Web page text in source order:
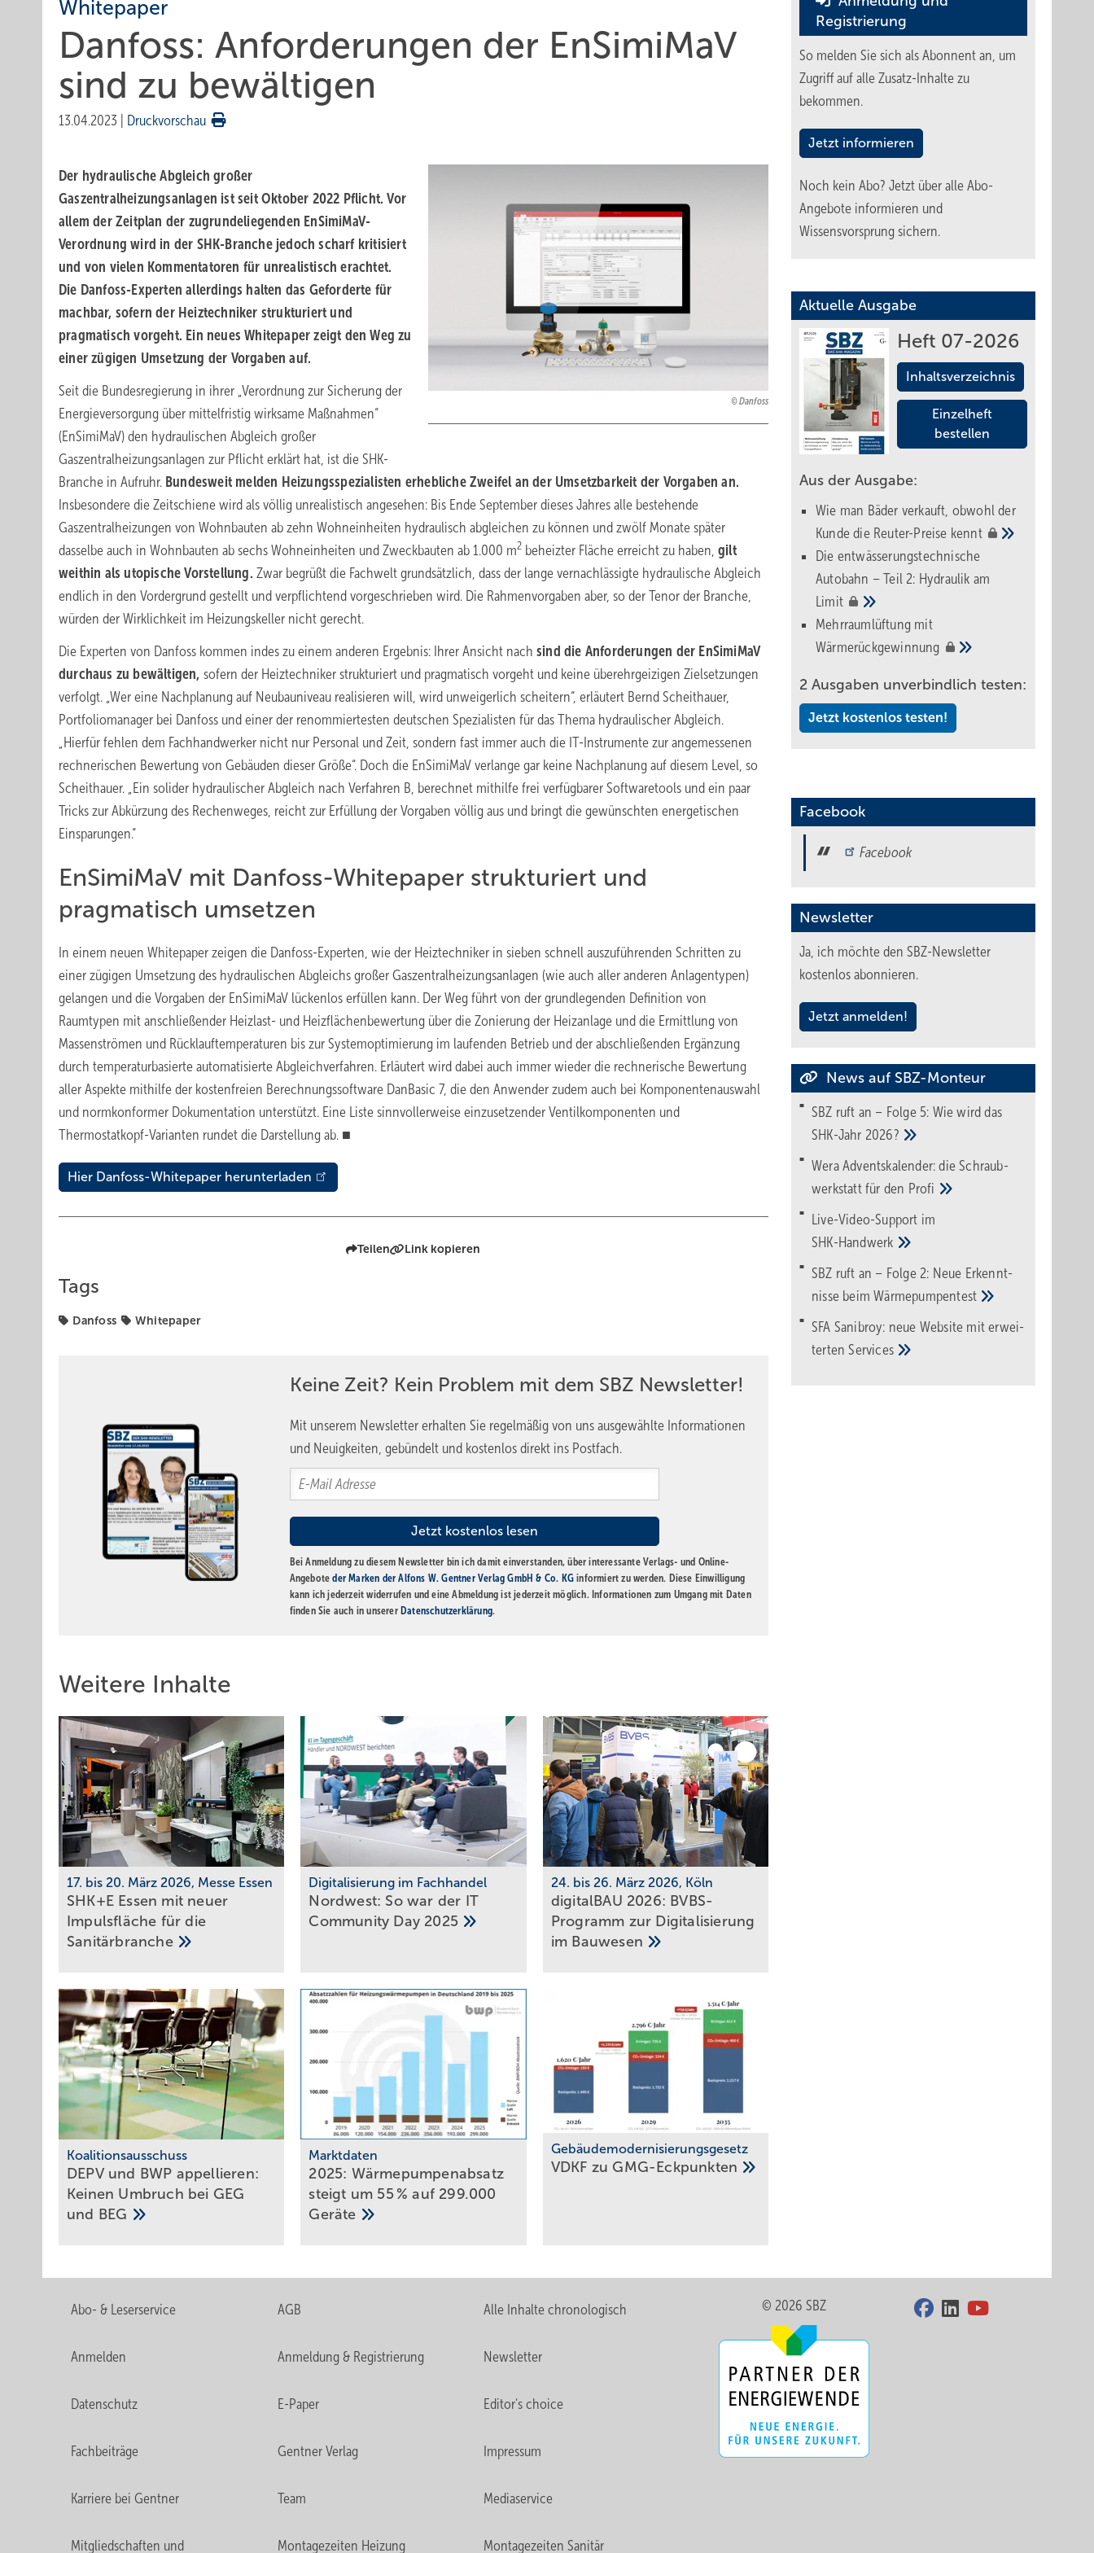
Whitepaper
Danfoss: Anforderungen der EnSimiMaV
sind zu bewältigen
13.04.2023 Druckvorschau
Danfoss
Der hydraulische Abgleich großer
Gaszentralheizungsanlagen ist seit Oktober 2022 Pflicht. Vor
allem der Zeitplan der zugrundeliegenden EnSimiMaV-
Verordnung wird in der SHK-Branche jedoch scharf kritisiert
und von vielen Kommentatoren für unrealistisch erachtet.
Die Danfoss-Experten allerdings halten das Geforderte für
machbar, sofern der Heiztechniker strukturiert und
pragmatisch vorgeht. Ein neues Whitepaper zeigt den Weg zu
einer zügigen Umsetzung der Vorgaben auf.
Seit die Bundesregierung in ihrer „Verordnung zur Sicherung der
Energieversorgung über mittelfristig wirksame Maßnahmen“
(EnSimiMaV) den hydraulischen Abgleich großer
Gaszentralheizungsanlagen zur Pflicht erklärt hat, ist die SHK-
Branche in Aufruhr. Bundesweit melden Heizungsspezialisten erhebliche Zweifel an der Umsetzbarkeit der Vorgaben an.
Insbesondere die Zeitschiene wird als völlig unrealistisch angesehen: Bis Ende September dieses Jahres alle bestehende
Gaszentralheizungen von Wohnbauten ab zehn Wohneinheiten hydraulisch abgleichen zu können und zwölf Monate später
dasselbe auch in Wohnbauten ab sechs Wohneinheiten und Zweckbauten ab 1.000 m2 beheizter Fläche erreicht zu haben, gilt
weithin als utopische Vorstellung. Zwar begrüßt die Fachwelt grundsätzlich, dass der lange vernachlässigte hydraulische Abgleich
endlich in den Vordergrund gestellt und verpflichtend vorgeschrieben wird. Die Rahmenvorgaben aber, so der Tenor der Branche,
würden der Wirklichkeit im Heizungskeller nicht gerecht.
Die Experten von Danfoss kommen indes zu einem anderen Ergebnis: Ihrer Ansicht nach sind die Anforderungen der EnSimiMaV
durchaus zu bewältigen, sofern der Heiztechniker strukturiert und pragmatisch vorgeht und keine überehrgeizigen Zielsetzungen
verfolgt. „Wer eine Nachplanung auf Neubauniveau realisieren will, wird unweigerlich scheitern“, erläutert Bernd Scheithauer,
Portfoliomanager bei Danfoss und einer der renommiertesten deutschen Spezialisten für das Thema hydraulischer Abgleich.
„Hierfür fehlen dem Fachhandwerker nicht nur Personal und Zeit, sondern fast immer auch die IT-Instrumente zur angemessenen
rechnerischen Bewertung von Gebäuden dieser Größe“. Doch die EnSimiMaV verlange gar keine Nachplanung auf diesem Level, so
Scheithauer. „Ein solider hydraulischer Abgleich nach Verfahren B, berechnet mithilfe frei verfügbarer Softwaretools und ein paar
Tricks zur Abkürzung des Rechenweges, reicht zur Erfüllung der Vorgaben völlig aus und bringt die gewünschten energetischen
Einsparungen.“
EnSimiMaV mit Danfoss-Whitepaper strukturiert und
pragmatisch umsetzen
In einem neuen Whitepaper zeigen die Danfoss-Experten, wie der Heiztechniker in sieben schnell auszuführenden Schritten zu
einer zügigen Umsetzung des hydraulischen Abgleichs großer Gaszentralheizungsanlagen (wie auch aller anderen Anlagentypen)
gelangen und die Vorgaben der EnSimiMaV lückenlos erfüllen kann. Der Weg führt von der grundlegenden Definition von
Raumtypen mit anschließender Heizlast- und Heizflächenbewertung über die Zonierung der Heizanlage und die Ermittlung von
Massenströmen und Rücklauftemperaturen bis zur Systemoptimierung im laufenden Betrieb und der abschließenden Ergänzung
durch temperaturbasierte automatisierte Abgleichverfahren. Erläutert wird dabei auch immer wieder die rechnerische Bewertung
aller Aspekte mithilfe der kostenfreien Berechnungssoftware DanBasic 7, die den Anwender zudem auch bei Komponentenauswahl
und normkonformer Dokumentation unterstützt. Eine Liste sinnvollerweise einzusetzender Ventilkomponenten und
Thermostatkopf-Varianten rundet die Darstellung ab. ■
Hier Danfoss-Whitepaper herunterladen
Teilen Link kopieren
Tags
Danfoss Whitepaper
Keine Zeit? Kein Problem mit dem SBZ Newsletter!
Mit unserem Newsletter erhalten Sie regelmäßig von uns ausgewählte Informationen
und Neuigkeiten, gebündelt und kostenlos direkt ins Postfach.
Bei Anmeldung zu diesem Newsletter bin ich damit einverstanden, über interessante Verlags- und Online-
Angeboteder Marken der Alfons W. Gentner Verlag GmbH & Co. KG informiert zu werden. Diese Einwilligung
kann ich jederzeit widerrufen und eine Abmeldung ist jederzeit möglich. Informationen zum Umgang mit Daten
finden Sie auch in unserer Datenschutzerklärung.
Weitere Inhalte
17. bis 20. März 2026, Messe Essen
SHK+E Essen mit neuer
Impuls­fläche für die
Sani­tär­branche
Digitalisierung im Fachhandel
Nordwest: So war der IT
Community Day 2025
24. bis 26. März 2026, Köln
digitalBAU 2026: BVBS-
Programm zur Digi­ta­li­sie­rung
im Bau­wesen
Koalitionsausschuss
DEPV und BWP ap­pel­lie­ren:
Kei­nen Um­bruch bei GEG
und BEG
Marktdaten
2025: Wärmepumpenabsatz
steigt um 55 % auf 299.000
Geräte
Gebäudemodernisierungsgesetz
VDKF zu GMG-Eckpunkten
Registrierung
So melden Sie sich als Abonnent an, um
Zugriff auf alle Zusatz-Inhalte zu
bekommen.
Jetzt informieren
Noch kein Abo? Jetzt über alle Abo-
Angebote informieren und
Wissensvorsprung sichern.
Aktuelle Ausgabe
Heft 07-2026
Inhaltsverzeichnis
Einzelheft
bestellen
Aus der Ausgabe:
Wie man Bäder verkauft, obwohl der
Kunde die Reuter-Preise kennt
Die entwässerungstechnische
Autobahn – Teil 2: Hydraulik am
Limit
Mehrraumlüftung mit
Wärmerückgewinnung
2 Ausgaben unverbindlich testen:
Jetzt kostenlos testen!
Facebook
Facebook
Newsletter
Ja, ich möchte den SBZ-Newsletter
kostenlos abonnieren.
Jetzt anmelden!
News auf SBZ-Monteur
SBZ ruft an – Folge 5: Wie wird das
SHK-Jahr 2026?
Wera Adventskalender: die Schraub­
werk­statt für den Pro­fi
Live-Video-Support im
SHK-Handwerk
SBZ ruft an – Folge 2: Neue Erkennt­
nisse beimWärme­pumpen­test
SFA Sanibroy: neue Web­site mit erwei­
tertenServices
Abo- & Leserservice AGB Alle Inhalte chronologisch
Anmelden Anmeldung & Registrierung Newsletter
Datenschutz E-Paper Editor's choice
Fachbeiträge Gentner Verlag Impressum
Karriere bei Gentner Team Mediaservice
Mitgliedschaften und Montagezeiten Heizung Montagezeiten Sanitär
© 2026 SBZ